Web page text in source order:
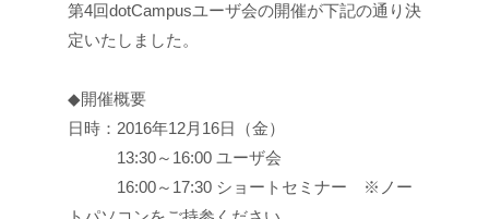
第4回dotCampusユーザ会の開催が下記の通り決
定いたしました。
◆開催概要
日時：2016年12月16日（金）
13:30～16:00 ユーザ会
16:00～17:30 ショートセミナー ※ノー